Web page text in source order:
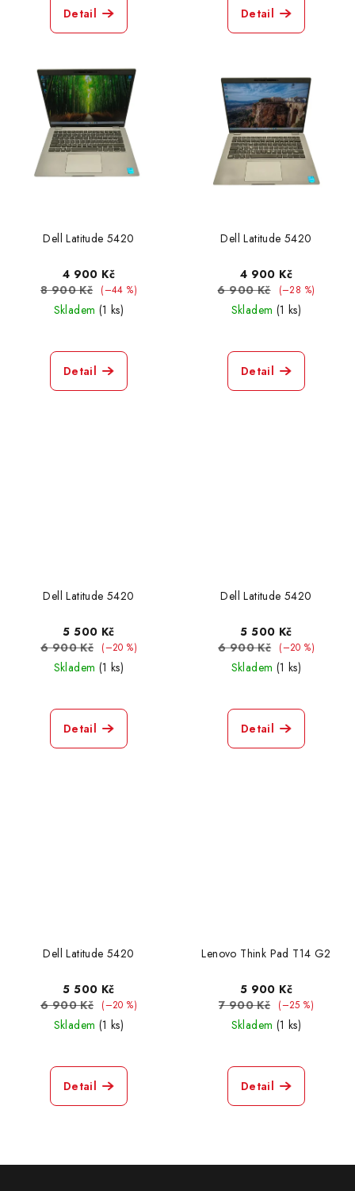
Detail Detail
Dell Latitude 5420
4 900 Kč
8 900 Kč
(–44 %)
Skladem (1 ks)
Detail
Dell Latitude 5420
4 900 Kč
6 900 Kč
(–28 %)
Skladem (1 ks)
Detail
Dell Latitude 5420
5 500 Kč
6 900 Kč
(–20 %)
Skladem (1 ks)
Detail
Dell Latitude 5420
5 500 Kč
6 900 Kč
(–20 %)
Skladem (1 ks)
Detail
Dell Latitude 5420
5 500 Kč
6 900 Kč
(–20 %)
Skladem (1 ks)
Detail
Lenovo Think Pad T14 G2
5 900 Kč
7 900 Kč
(–25 %)
Skladem (1 ks)
Detail